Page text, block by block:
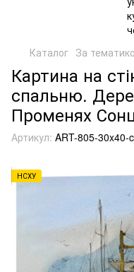
Каталог За
Картина на
спальню.
Променях
Артикул: ART-805-30x40-c
НСХУ